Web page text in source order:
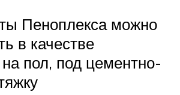
Пеноплекса можно
в качестве
пол, под цементно-